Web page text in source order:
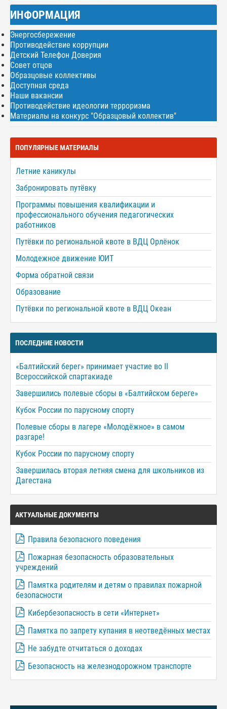
ИНФОРМАЦИЯ
Энергосбережение
Противодействие коррупции
Детский Телефон Доверия
Совет отцов
Образцовые коллективы
Доступная среда
Наши вакансии
Противодействие идеологии терроризма
Материалы на конкурс "Образцовый коллектив"
ПОПУЛЯРНЫЕ МАТЕРИАЛЫ
Летние каникулы
Забронировать путёвку
Программы повышения квалификации и
профессионального обучения педагогических
работников
Путёвки по региональной квоте в ВДЦ Орлёнок
Молодежное движение ЮИТ
Форма обратной связи
Образование
Путёвки по региональной квоте в ВДЦ Океан
ПОСЛЕДНИЕ НОВОСТИ
«Балтийский берег» принимает участие во II
Всероссийской спартакиаде
Завершились полевые сборы в «Балтийском береге»
Кубок России по парусному спорту
Полевые сборы в лагере «Молодёжное» в самом
разгаре!
Кубок России по парусному спорту
Завершилась вторая летняя смена для школьников из
Дагестана
АКТУАЛЬНЫЕ ДОКУМЕНТЫ
Правила безопасного поведения
Пожарная безопасность образовательных
учреждений
Памятка родителям и детям о правилах пожарной
безопасности
Кибербезопасность в сети «Интернет»
Памятка по запрету купания в неотведённых местах
Не забудте отчитаться о доходах
Безопасность на железнодорожном транспорте